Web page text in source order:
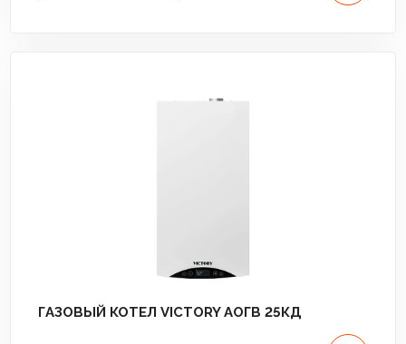
ГАЗОВЫЙ КОТЕЛ VICTORY АОГВ 25КД